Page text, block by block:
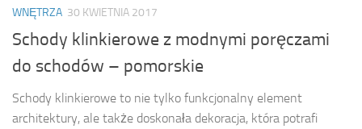
WNĘTRZA 30 KWIETNIA 2017
Schody klinkierowe z modnymi poręczami
do schodów – pomorskie
Schody klinkierowe to nie tylko funkcjonalny element
architektury, ale także doskonała dekoracja, która potrafi